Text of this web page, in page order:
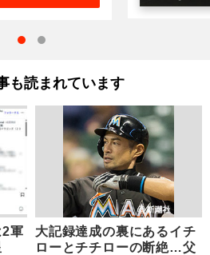
も読まれています
軍
大記録達成の裏にあるイチ
ローとチチローの断絶…父